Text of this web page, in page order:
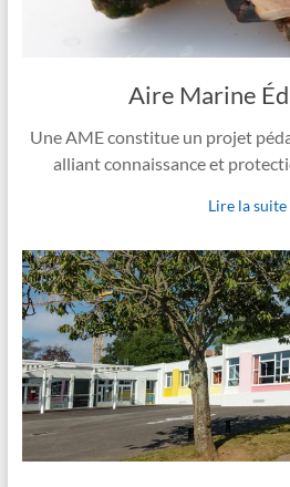
Aire Marine
Une AME constitue un projet
alliant connaissance et
Lire la suite